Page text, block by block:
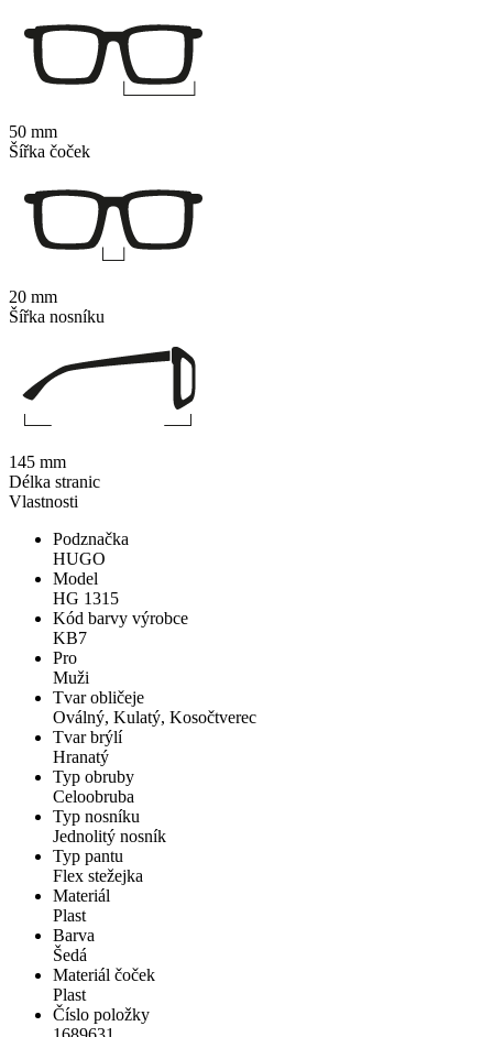
Vlastnosti
Podznačka
HUGO
Model
HG 1315
Kód barvy výrobce
KB7
Pro
Muži
Tvar obličeje
Oválný, Kulatý, Kosočtverec
Tvar brýlí
Hranatý
Typ obruby
Celoobruba
Typ nosníku
Jednolitý nosník
Typ pantu
Flex stežejka
Materiál
Plast
Barva
Šedá
Materiál čoček
Plast
Číslo položky
50 mm
Šířka čoček
20 mm
Šířka nosníku
145 mm
Délka stranic